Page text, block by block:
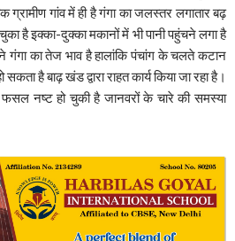
गांव में ही है गंगा का जलस्तर लगातार बढ़
है इक्का-दुक्का मकानों में भी पानी पहुंचने लगा है
गंगा का तेज भाव है हालांकि पंचांग के चलते कटान
है बाढ़ खंड द्वारा राहत कार्य किया जा रहा है।
फसल नष्ट हो चुकी है जानवरों के चारे की समस्या